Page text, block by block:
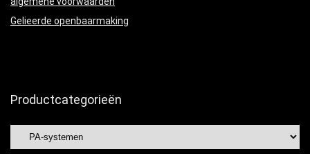
Gelieerde openbaarmaking
Productcategorieën